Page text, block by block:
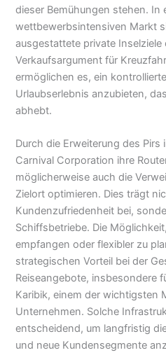
dieser Bemühungen stehen. In
wettbewerbsintensiven Markt
ausgestattete private Inselziele
Verkaufsargument für
ermöglichen es, ein
Urlaubserlebnis anzubieten,
abhebt.
Durch die Erweiterung des Pirs
Carnival Corporation ihre
möglicherweise auch die
Zielort optimieren. Dies trägt
Kundenzufriedenheit bei,
Schiffsbetriebe. Die
empfangen oder flexibler zu
strategischen Vorteil bei der
Reiseangebote, insbesondere
Karibik, einem der wichtigsten
Unternehmen. Solche
entscheidend, um langfristig
und neue Kundensegmente